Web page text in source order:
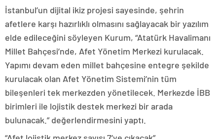
İstanbul’un dijital ikiz projesi sayesinde, şehrin
afetlere karşı hazırlıklı olmasını sağlayacak bir yazılım
elde edileceğini söyleyen Kurum, “Atatürk Havalimanı
Millet Bahçesi’nde, Afet Yönetim Merkezi kurulacak.
Yapımı devam eden millet bahçesine entegre şekilde
kurulacak olan Afet Yönetim Sistemi’nin tüm
bileşenleri tek merkezden yönetilecek. Merkezde İBB
birimleri ile lojistik destek merkezi bir arada
bulunacak.” değerlendirmesini yaptı.